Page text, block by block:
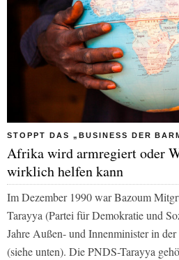
STOPPT DAS „BUSINESS DER
Afrika wird armregiert oder
wirklich helfen kann
Im Dezember 1990 war Bazoum
Tarayya (Partei für Demokratie und
Jahre Außen- und Innenminister in
(siehe unten). Die PNDS-Tarayya